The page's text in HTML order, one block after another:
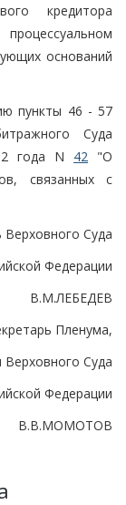
кредитора
оснований
пункты 46 - 57
Суда
года N 42 "О
связанных с
Верховного Суда
Федерации
В.М.ЛЕБЕДЕВ
Пленума,
Верховного Суда
Федерации
В.В.МОМОТОВ